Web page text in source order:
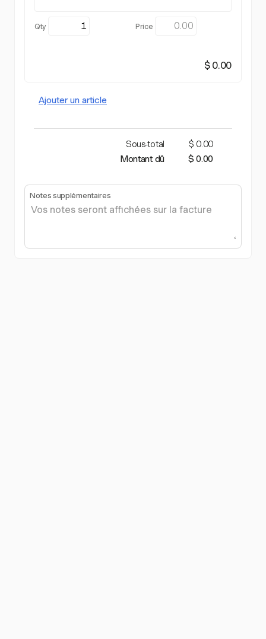
$ 0.00
Ajouter un article
Sous-total
$ 0.00
Montant dû
$ 0.00
Notes supplémentaires